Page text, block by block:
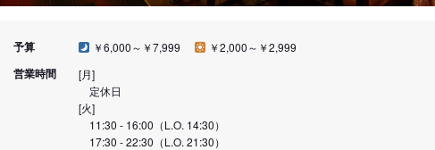
予算 ￥6,000～￥7,999 ￥2,000～￥2,999
営業時間
[月]
定休日
[火]
11:30 - 16:00（L.O. 14:30）
17:30 - 22:30（L.O. 21:30）